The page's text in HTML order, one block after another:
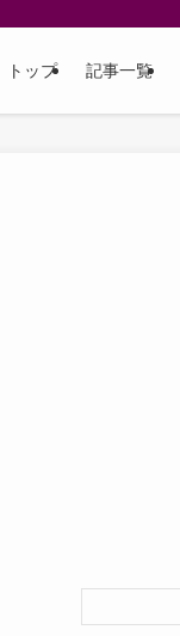
トップ 記事一覧